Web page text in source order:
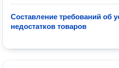
Составление требований об
недостатков товаров